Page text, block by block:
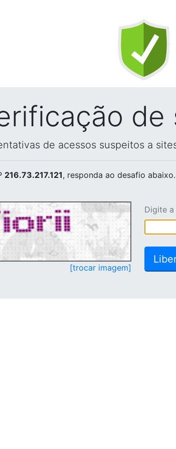
de
de acessos suspeitos a
216.73.217.121, responda ao desafio abaixo.
[trocar imagem]
Digite